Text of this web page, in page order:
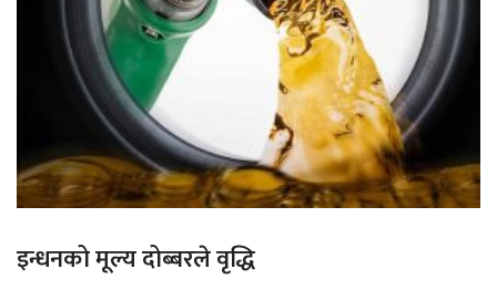
इन्धनको मूल्य दोब्बरले वृद्धि